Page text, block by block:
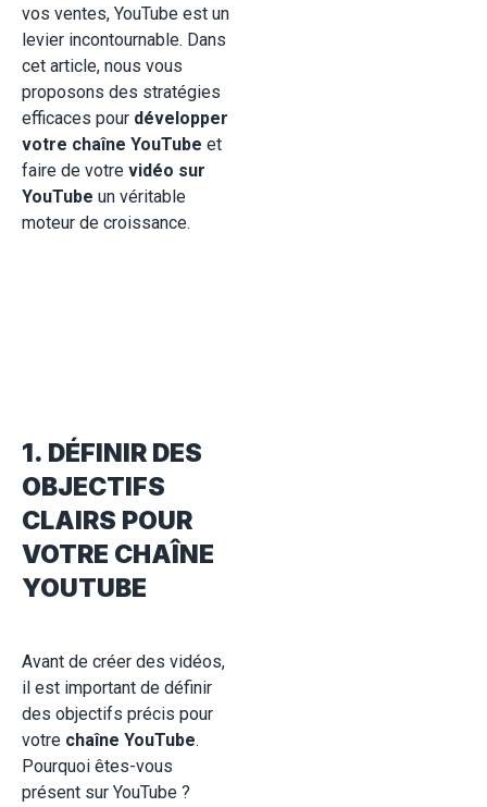
vos ventes, YouTube est un
levier incontournable. Dans
cet article, nous vous
proposons des stratégies
efficaces pour développer
votre chaîne YouTube et
faire de votre vidéo sur
YouTube un véritable
moteur de croissance.
1. DÉFINIR DES
OBJECTIFS
CLAIRS POUR
VOTRE CHAÎNE
YOUTUBE
Avant de créer des vidéos,
il est important de définir
des objectifs précis pour
votre chaîne YouTube.
Pourquoi êtes-vous
présent sur YouTube ?